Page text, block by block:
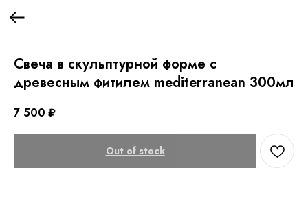
Свеча в скульптурной форме с
древесным фитилем mediterranean 300мл
7 500 ₽
Out of stock